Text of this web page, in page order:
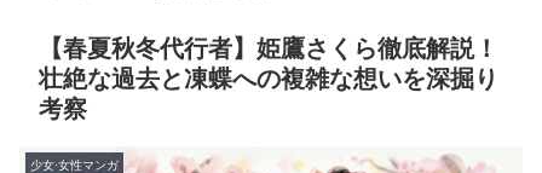
【春夏秋冬代行者】姫鷹さくら徹底解説！
壮絶な過去と凍蝶への複雑な想いを深掘り
考察
少女·女性マンガ